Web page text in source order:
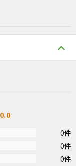
0.0
0件
0件
0件